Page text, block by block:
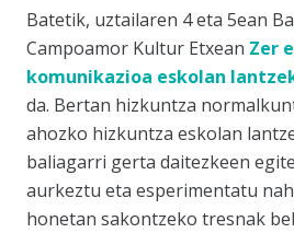
Batetik, uztailaren 4 eta 5ean
Campoamor Kultur Etxean Zer
komunikazioa eskolan
da. Bertan hizkuntza
ahozko hizkuntza eskolan
baliagarri gerta daitezkeen
aurkeztu eta esperimentatu
honetan sakontzeko tresnak